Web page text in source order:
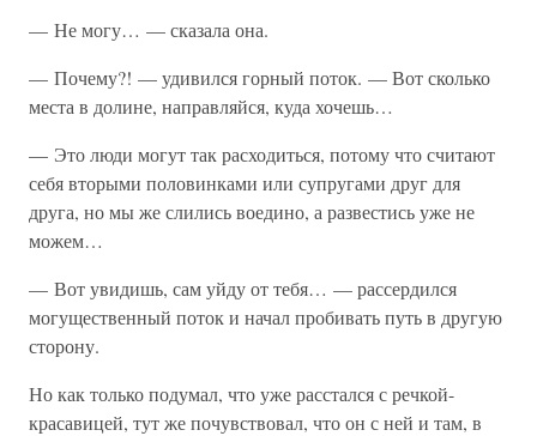
— Не могу… — сказала она.
— Почему?! — удивился горный поток. — Вот сколько
места в долине, направляйся, куда хочешь…
— Это люди могут так расходиться, потому что считают
себя вторыми половинками или супругами друг для
друга, но мы же слились воедино, а развестись уже не
можем…
— Вот увидишь, сам уйду от тебя… — рассердился
могущественный поток и начал пробивать путь в другую
сторону.
Но как только подумал, что уже расстался с речкой-
красавицей, тут же почувствовал, что он с ней и там, в